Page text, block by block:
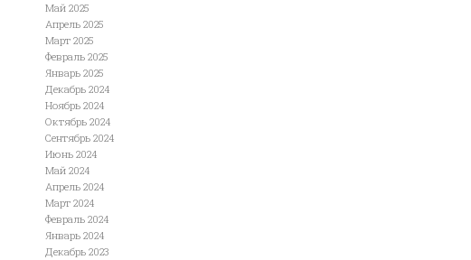
Май 2025
Апрель 2025
Март 2025
Февраль 2025
Январь 2025
Декабрь 2024
Ноябрь 2024
Октябрь 2024
Сентябрь 2024
Июнь 2024
Май 2024
Апрель 2024
Март 2024
Февраль 2024
Январь 2024
Декабрь 2023